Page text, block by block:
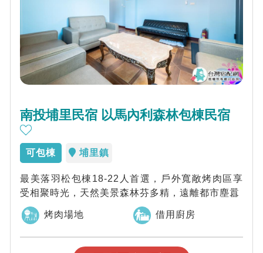
南投埔里民宿 以馬內利森林包棟民宿
可包棟 埔里鎮
最美落羽松包棟18-22人首選，戶外寬敞烤肉區享
受相聚時光，天然美景森林芬多精，遠離都市塵囂
烤肉場地 借用廚房